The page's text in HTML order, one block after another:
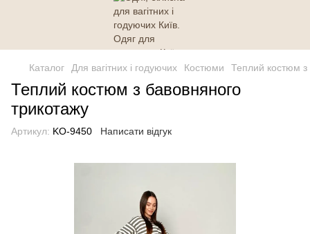
Каталог Для вагітних і годуючих Костюми Теплий костюм з
Теплий костюм з бавовняного
трикотажу
Артикул: KO-9450 Написати відгук